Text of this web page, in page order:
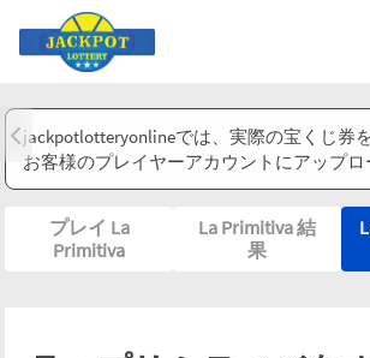
jackpotlotteryonlineでは、実際の宝くじ券
お客様のプレイヤーアカウントにアップロ
プレイ La
Primitiva
La Primitiva 結
果